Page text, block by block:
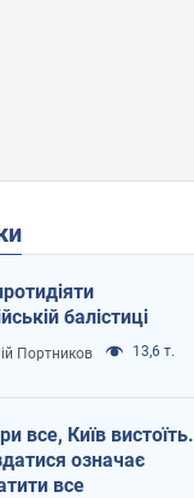
балістиці
Портников 13,6 т.
все, Київ вистоїть.
означає
все